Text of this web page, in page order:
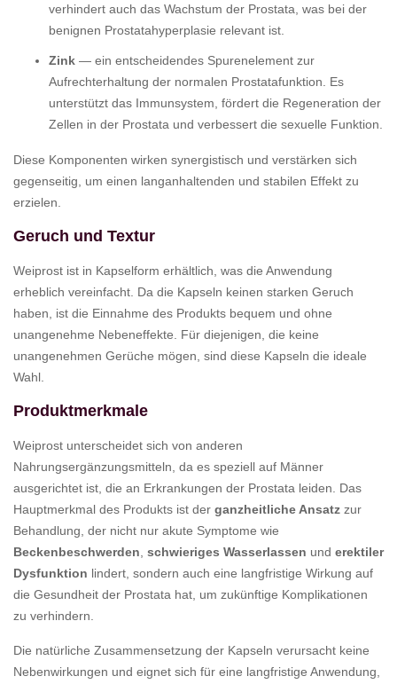
verhindert auch das Wachstum der Prostata, was bei der
benignen Prostatahyperplasie relevant ist.
Zink — ein entscheidendes Spurenelement zur
Aufrechterhaltung der normalen Prostatafunktion. Es
unterstützt das Immunsystem, fördert die Regeneration der
Zellen in der Prostata und verbessert die sexuelle Funktion.
Diese Komponenten wirken synergistisch und verstärken sich
gegenseitig, um einen langanhaltenden und stabilen Effekt zu
erzielen.
Geruch und Textur
Weiprost ist in Kapselform erhältlich, was die Anwendung
erheblich vereinfacht. Da die Kapseln keinen starken Geruch
haben, ist die Einnahme des Produkts bequem und ohne
unangenehme Nebeneffekte. Für diejenigen, die keine
unangenehmen Gerüche mögen, sind diese Kapseln die ideale
Wahl.
Produktmerkmale
Weiprost unterscheidet sich von anderen
Nahrungsergänzungsmitteln, da es speziell auf Männer
ausgerichtet ist, die an Erkrankungen der Prostata leiden. Das
Hauptmerkmal des Produkts ist der ganzheitliche Ansatz zur
Behandlung, der nicht nur akute Symptome wie
Beckenbeschwerden schwieriges Wasserlassen und erektiler
Dysfunktion lindert, sondern auch eine langfristige Wirkung auf
die Gesundheit der Prostata hat, um zukünftige Komplikationen
zu verhindern.
Die natürliche Zusammensetzung der Kapseln verursacht keine
Nebenwirkungen und eignet sich für eine langfristige Anwendung,